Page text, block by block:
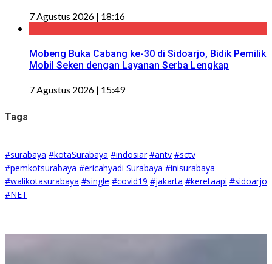
7 Agustus 2026 | 18:16
Mobeng Buka Cabang ke-30 di Sidoarjo, Bidik Pemilik
Mobil Seken dengan Layanan Serba Lengkap
7 Agustus 2026 | 15:49
Tags
#surabaya #kotaSurabaya #indosiar #antv #sctv
#pemkotsurabaya #ericahyadi Surabaya #inisurabaya
#walikotasurabaya #single #covid19 #jakarta #keretaapi #sidoarjo
#NET